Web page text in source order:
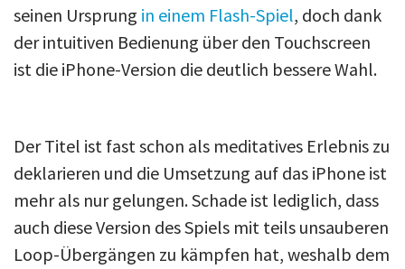
seinen Ursprung in einem Flash-Spiel, doch dank
der intuitiven Bedienung über den Touchscreen
ist die iPhone-Version die deutlich bessere Wahl.
Der Titel ist fast schon als meditatives Erlebnis zu
deklarieren und die Umsetzung auf das iPhone ist
mehr als nur gelungen. Schade ist lediglich, dass
auch diese Version des Spiels mit teils unsauberen
Loop-Übergängen zu kämpfen hat, weshalb dem